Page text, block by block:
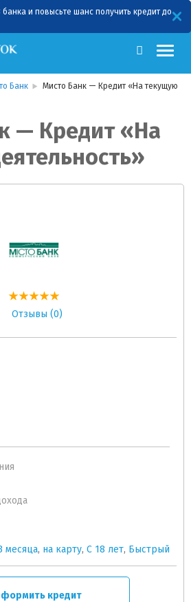
банка и повысьте шанс получить кредит до
RU UA
Банк
Мисто Банк — Кредит «На текущую
— Кредит «На
Отзывы (0)
месяца, на карту, C 18 лет, Быстрый
кредит